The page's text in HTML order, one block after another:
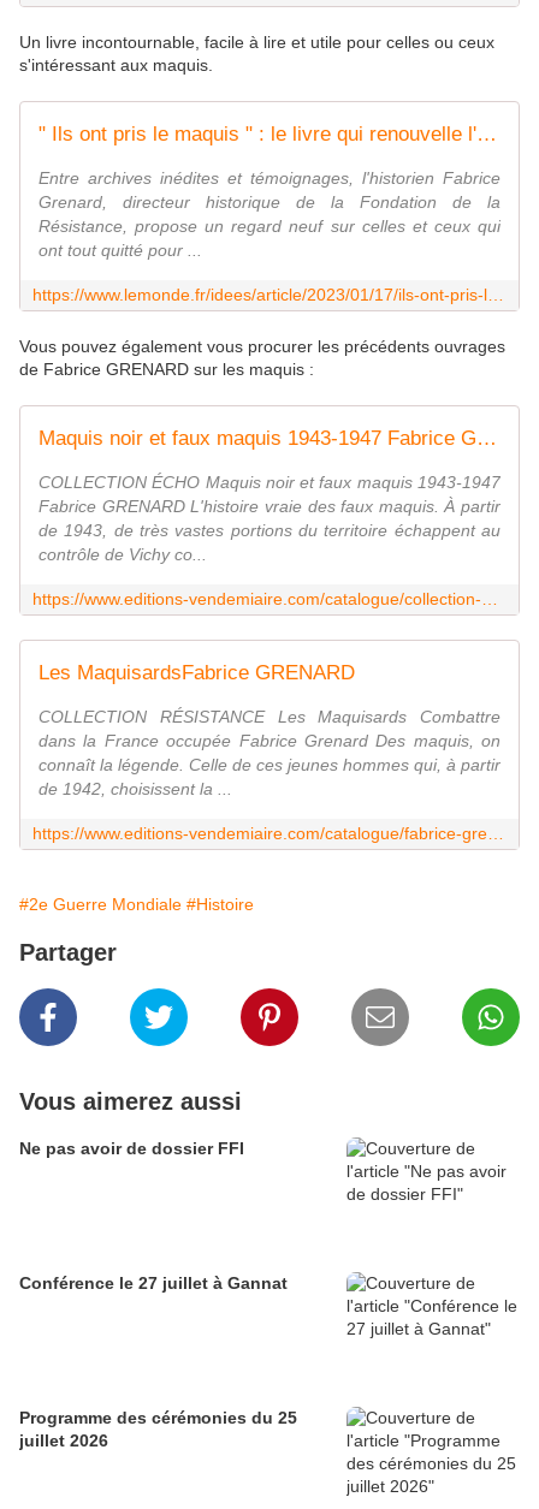
Un livre incontournable, facile à lire et utile pour celles ou ceux
s'intéressant aux maquis.
" Ils ont pris le maquis " : le livre qui renouvelle l'histoire de la Résistance
Entre archives inédites et témoignages, l'historien Fabrice
Grenard, directeur historique de la Fondation de la
Résistance, propose un regard neuf sur celles et ceux qui
ont tout quitté pour ...
Vous pouvez également vous procurer les précédents ouvrages
de Fabrice GRENARD sur les maquis :
Maquis noir et faux maquis 1943-1947 Fabrice GRENARD
COLLECTION ÉCHO Maquis noir et faux maquis 1943-1947
Fabrice GRENARD L'histoire vraie des faux maquis. À partir
de 1943, de très vastes portions du territoire échappent au
contrôle de Vichy co...
Les MaquisardsFabrice GRENARD
COLLECTION RÉSISTANCE Les Maquisards Combattre
dans la France occupée Fabrice Grenard Des maquis, on
connaît la légende. Celle de ces jeunes hommes qui, à partir
de 1942, choisissent la ...
#2e Guerre Mondiale #Histoire
Partager
Vous aimerez aussi
Ne pas avoir de dossier FFI
Conférence le 27 juillet à Gannat
Programme des cérémonies du 25
juillet 2026